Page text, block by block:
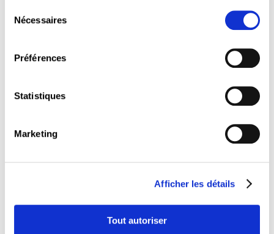
Nécessaires
Préférences
Statistiques
Marketing
Afficher les détails
Tout autoriser
Vice-présidents :
Marie Claire BERTEMES (LCGB)
Jean-Luc SCHMIDTGALL (OGBL)
Artur VALÉRIO HORTO (OGBL)